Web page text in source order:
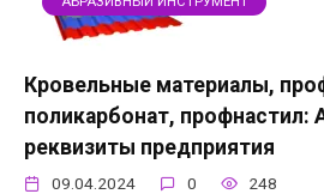
Кровельные материалы,
поликарбонат, профнастил:
реквизиты предприятия
09.04.2024 0 248